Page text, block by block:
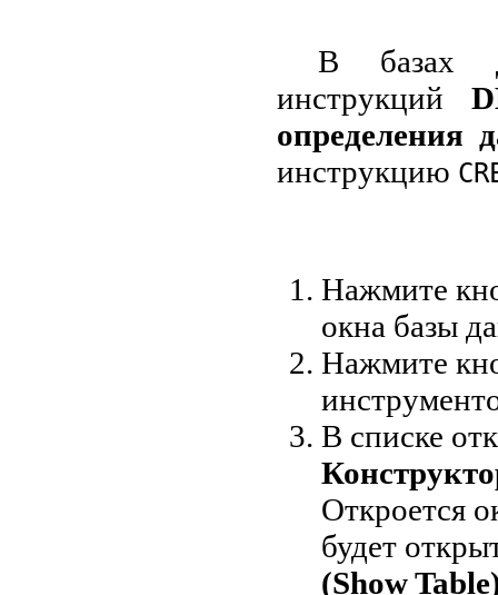
В базах
инструкций
определения
инструкцию
Нажмите
окна базы
Нажмите
В списке
Откроется
будет
(Show